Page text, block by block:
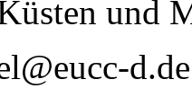
und
d.de